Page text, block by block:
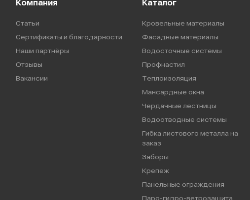
Компания
Статьи
Сертификаты и благодарности
Наши партнёры
Отзывы
Вакансии
Каталог
Кровельные материалы
Фасадные материалы
Водосточные системы
Профнастил
Теплоизоляция
Мансардные окна
Чердачные лестницы
Водоотводные системы
Гибка листового металла на
заказ
Заборы
Крепеж
Панельные ограждения
Паро-гидро-ветрозащита